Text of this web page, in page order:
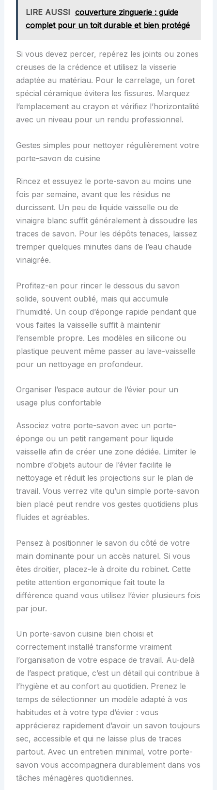
LIRE AUSSI couverture zinguerie : guide
complet pour un toit durable et bien protégé
Si vous devez percer, repérez les joints ou zones
creuses de la crédence et utilisez la visserie
adaptée au matériau. Pour le carrelage, un foret
spécial céramique évitera les fissures. Marquez
l’emplacement au crayon et vérifiez l’horizontalité
avec un niveau pour un rendu professionnel.
Gestes simples pour nettoyer régulièrement votre
porte-savon de cuisine
Rincez et essuyez le porte-savon au moins une
fois par semaine, avant que les résidus ne
durcissent. Un peu de liquide vaisselle ou de
vinaigre blanc suffit généralement à dissoudre les
traces de savon. Pour les dépôts tenaces, laissez
tremper quelques minutes dans de l’eau chaude
vinaigrée.
Profitez-en pour rincer le dessous du savon
solide, souvent oublié, mais qui accumule
l’humidité. Un coup d’éponge rapide pendant que
vous faites la vaisselle suffit à maintenir
l’ensemble propre. Les modèles en silicone ou
plastique peuvent même passer au lave-vaisselle
pour un nettoyage en profondeur.
Organiser l’espace autour de l’évier pour un
usage plus confortable
Associez votre porte-savon avec un porte-
éponge ou un petit rangement pour liquide
vaisselle afin de créer une zone dédiée. Limiter le
nombre d’objets autour de l’évier facilite le
nettoyage et réduit les projections sur le plan de
travail. Vous verrez vite qu’un simple porte-savon
bien placé peut rendre vos gestes quotidiens plus
fluides et agréables.
Pensez à positionner le savon du côté de votre
main dominante pour un accès naturel. Si vous
êtes droitier, placez-le à droite du robinet. Cette
petite attention ergonomique fait toute la
différence quand vous utilisez l’évier plusieurs fois
par jour.
Un porte-savon cuisine bien choisi et
correctement installé transforme vraiment
l’organisation de votre espace de travail. Au-delà
de l’aspect pratique, c’est un détail qui contribue à
l’hygiène et au confort au quotidien. Prenez le
temps de sélectionner un modèle adapté à vos
habitudes et à votre type d’évier : vous
apprécierez rapidement d’avoir un savon toujours
sec, accessible et qui ne laisse plus de traces
partout. Avec un entretien minimal, votre porte-
savon vous accompagnera durablement dans vos
tâches ménagères quotidiennes.